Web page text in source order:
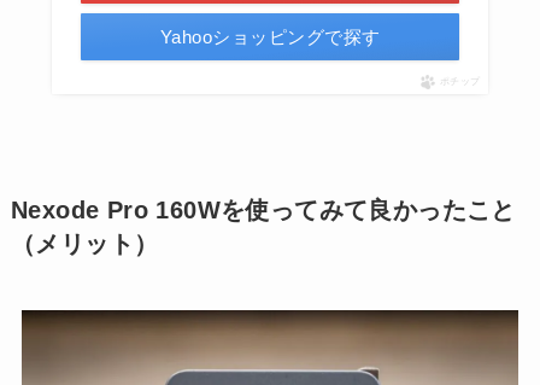
Yahooショッピングで探す
ポチップ
Nexode Pro 160Wを使ってみて良かったこと
（メリット）